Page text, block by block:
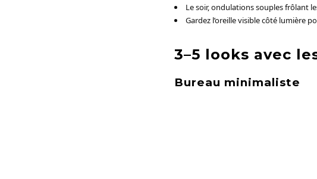
Le soir, ondulations souples frôlant
Gardez l’oreille visible côté lumière
3–5 looks avec
Bureau minimaliste